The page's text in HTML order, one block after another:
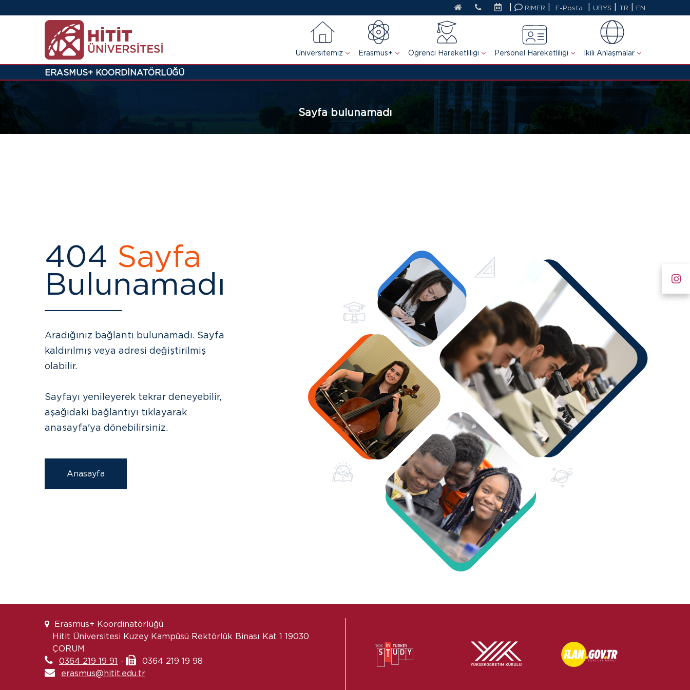
RİMER E-Posta UBYS TR EN
Üniversitemiz Erasmus+ Öğrenci Hareketliliği Personel Hareketliliği İkili Anlaşmalar
ERASMUS+ KOORDİNATÖRLÜĞÜ
Sayfa bulunamadı
404 Sayfa
Bulunamadı
Aradığınız bağlantı bulunamadı. Sayfa
kaldırılmış veya adresi değiştirilmiş
olabilir.
Sayfayı yenileyerek tekrar deneyebilir,
aşağıdaki bağlantıyı tıklayarak
anasayfa'ya dönebilirsiniz.
Anasayfa
Erasmus+ Koordinatörlüğü
Hitit Üniversitesi Kuzey Kampüsü Rektörlük Binası Kat 1 19030
ÇORUM
0364 219 19 91 -
0364 219 19 98
erasmus@hitit.edu.tr